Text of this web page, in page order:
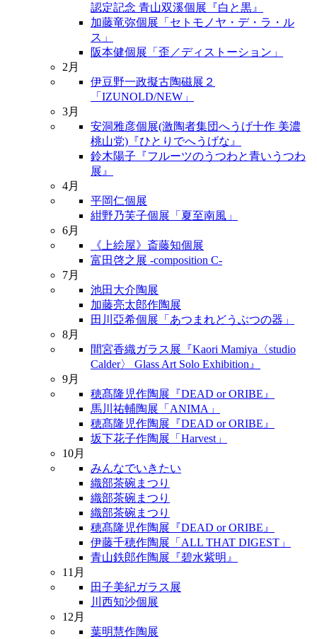
認定記念 青山双溪個展『白と黒』
加藤竜弥個展「セトモノヤ・デ・ラ・ル
ス」
阪本健個展「歪／ディストーション」
2月
伊豆野一政擬古陶磁展２
「IZUNOLD/NEW」
3月
安洞雅彦個展(激陶者集団へうげ十作 美濃
桃山党)『ひとりでへうげな』
鈴木陽子『フルーツのうつわと青いうつわ
展』
4月
平岡仁個展
紺野乃芙子個展「夏至南風」
6月
《上絵屋》斎藤知個展
富田啓之展 -composition C-
7月
池田大介陶展
加藤亮太郎作陶展
田川亞希個展「あつまれどうぶつの器」
8月
間宮香織ガラス展『Kaori Mamiya〈studio
Calder〉 Glass Art Solo Exhibition』
9月
穂髙隆児作陶展『DEAD or ORIBE』
馬川祐輔陶展「ANIMA」
穂髙隆児作陶展『DEAD or ORIBE』
坂下花子作陶展「Harvest」
10月
みんなでいきたい
織部茶碗まつり
織部茶碗まつり
織部茶碗まつり
穂髙隆児作陶展『DEAD or ORIBE』
伊藤千穂作陶展「ALL THAT DIGEST」
青山鉄郎作陶展『碧水紫明』
11月
田子美紀ガラス展
川西知沙個展
12月
葉明慧作陶展